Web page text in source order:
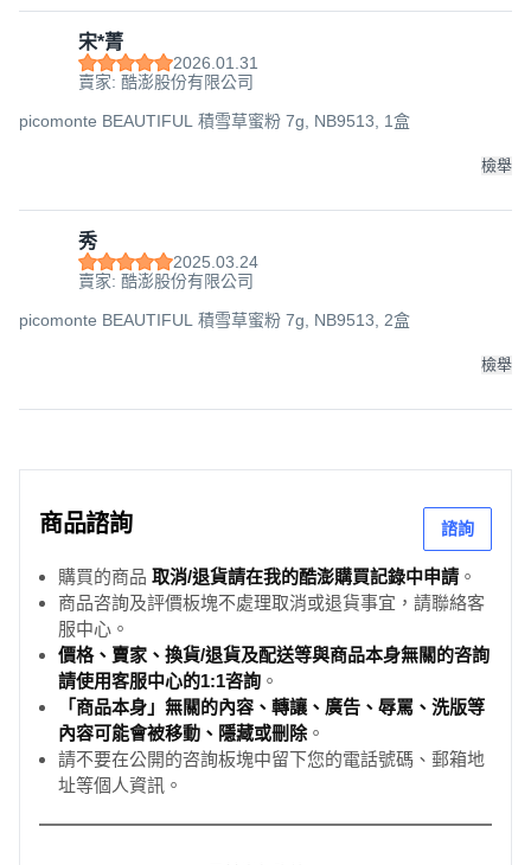
宋*菁
2026.01.31
賣家: 酷澎股份有限公司
picomonte BEAUTIFUL 積雪草蜜粉 7g, NB9513, 1盒
檢舉
秀
2025.03.24
賣家: 酷澎股份有限公司
picomonte BEAUTIFUL 積雪草蜜粉 7g, NB9513, 2盒
檢舉
商品諮詢 諮詢
購買的商品 取消/退貨請在我的酷澎購買記錄中申請 。
商品咨詢及評價板塊不處理取消或退貨事宜，請聯絡客
服中心。
價格、賣家、換貨/退貨及配送等與商品本身無關的咨詢
請使用客服中心的1:1咨詢 。
「商品本身」無關的內容、轉讓、廣告、辱罵、洗版等
內容可能會被移動、隱藏或刪除。
請不要在公開的咨詢板塊中留下您的電話號碼、郵箱地
址等個人資訊。